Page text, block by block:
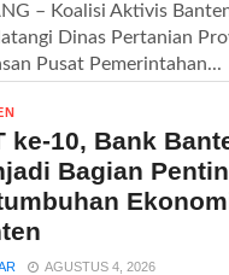
– Koalisi Aktivis
Dinas Pertanian
Pusat Pemerintahan...
ke-10, Bank
Bagian
AGUSTUS 4, 2026